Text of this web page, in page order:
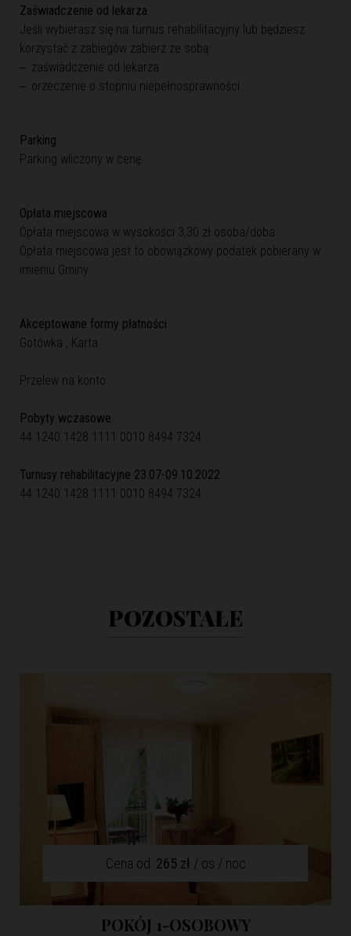
Zaświadczenie od lekarza
Jeśli wybierasz się na turnus rehabilitacyjny lub będziesz
korzystać z zabiegów zabierz ze sobą:
zaświadczenie od lekarza
orzeczenie o stopniu niepełnosprawności
Parking
Parking wliczony w cenę
Opłata miejscowa
Opłata miejscowa w wysokości 3,30 zł osoba/doba.
Opłata miejscowa jest to obowiązkowy podatek pobierany w
imieniu Gminy
Akceptowane formy płatności
Gotówka , Karta
Przelew na konto
Pobyty wczasowe
44 1240 1428 1111 0010 8494 7324
Turnusy rehabilitacyjne 23.07-09.10.2022
44 1240 1428 1111 0010 8494 7324
POZOSTAŁE
Cena od: 265 zł / os / noc
POKÓJ 1-OSOBOWY